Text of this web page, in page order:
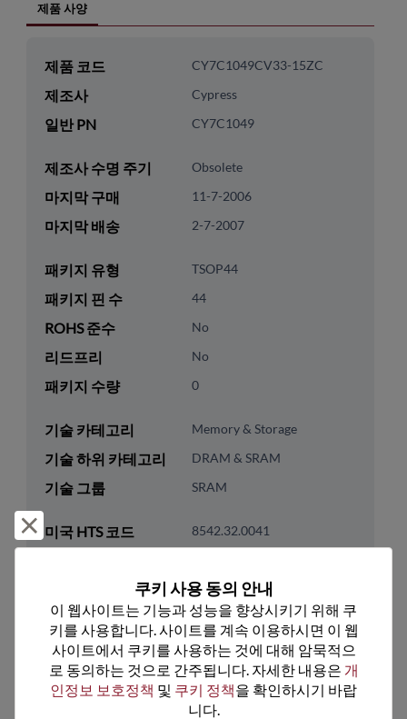
제품 사양
제품 코드 CY7C1049CV33-15ZC
제조사 Cypress
일반 PN CY7C1049
제조사 수명 주기 Obsolete
마지막 구매 11-7-2006
마지막 배송 2-7-2007
패키지 유형 TSOP44
패키지 핀 수 44
ROHS 준수 No
리드프리 No
패키지 수량 0
기술 카테고리 Memory & Storage
기술 하위 카테고리 DRAM & SRAM
기술 그룹 SRAM
미국 HTS 코드 8542.32.0041
추천 대체 제품
거부 및 닫기
쿠키 사용 동의 안내
이 웹사이트는 기능과 성능을 향상시키기 위해 쿠
키를 사용합니다. 사이트를 계속 이용하시면 이 웹
사이트에서 쿠키를 사용하는 것에 대해 암묵적으
로 동의하는 것으로 간주됩니다. 자세한 내용은 개
인정보 보호정책 및 쿠키 정책을 확인하시기 바랍
니다.